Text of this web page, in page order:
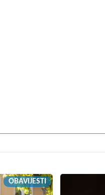
OBAVIJESTI